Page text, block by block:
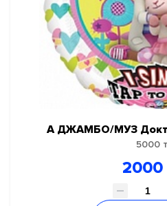
А ДЖАМБО/МУЗ
5000
2000